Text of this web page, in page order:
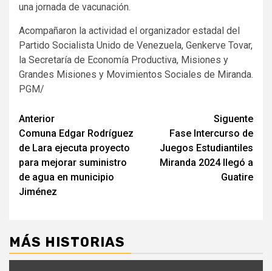
una jornada de vacunación.
Acompañaron la actividad el organizador estadal del
Partido Socialista Unido de Venezuela, Genkerve Tovar,
la Secretaría de Economía Productiva, Misiones y
Grandes Misiones y Movimientos Sociales de Miranda.
PGM/
Navegación
de
entradas
Anterior
Comuna Edgar Rodríguez
de Lara ejecuta proyecto
para mejorar suministro
de agua en municipio
Jiménez
Siguente
Fase Intercurso de
Juegos Estudiantiles
Miranda 2024 llegó a
Guatire
MÁS HISTORIAS